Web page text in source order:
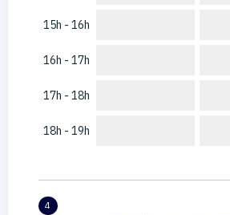
15h - 16h
16h - 17h
17h - 18h
18h - 19h
4